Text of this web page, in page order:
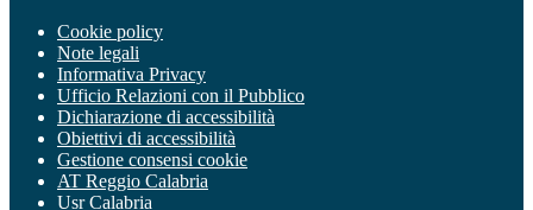
Cookie policy
Note legali
Informativa Privacy
Ufficio Relazioni con il Pubblico
Dichiarazione di accessibilità
Obiettivi di accessibilità
Gestione consensi cookie
AT Reggio Calabria
Usr Calabria